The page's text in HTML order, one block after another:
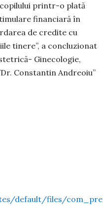
printr-o plată
financiară în
de credite cu
tinere”, a concluzionat
Ginecologie,
Constantin Andreoiu”
default/files/